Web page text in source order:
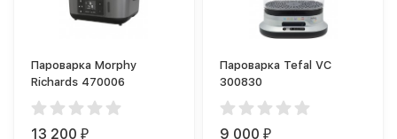
Пароварка Morphy
Richards 470006
13 200₽
Пароварка Tefal VC
300830
9 000₽